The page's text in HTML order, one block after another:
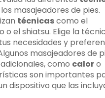
masajeadores de pies.
técnicascomo el
o el shiatsu. Elige la
necesidades y
masajeadores de
como caloro
son importantes
dispositivo que las